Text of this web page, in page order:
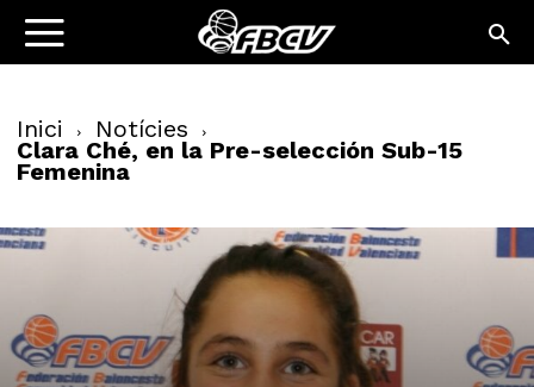
Inici Notícies
Clara Ché, en la Pre-selección Sub-15
Femenina